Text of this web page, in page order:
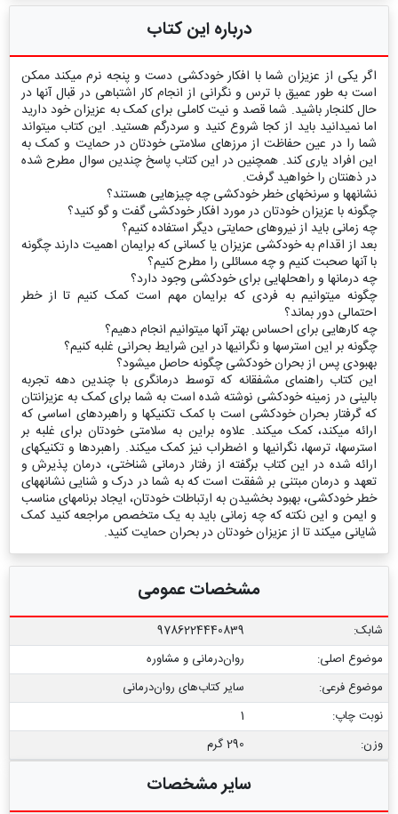
درباره این کتاب
اگر یکی از عزیزان شما با افکار خودکشی دست و پنجه نرم می‏کند ممکن
است به طور عمیق با ترس و نگرانی از انجام کار اشتباهی در قبال آنها در
حال کلنجار باشید. شما قصد و نیت کاملی برای کمک به عزیزان خود دارید
اما نمی‏دانید باید از کجا شروع کنید و سردرگم هستید. این کتاب می‏تواند
شما را در عین حفاظت از مرزهای سلامتی خودتان در حمایت و کمک به
این افراد یاری کند. همچنین در این کتاب پاسخ چندین سوال مطرح شده
در ذهن‏تان را خواهید گرفت.
نشانه‏ها و سرنخ‏های خطر خودکشی چه چیزهایی هستند؟
چگونه با عزیزان خودتان در مورد افکار خودکشی گفت و گو کنید؟
چه زمانی باید از نیروهای حمایتی دیگر استفاده کنیم؟
بعد از اقدام به خودکشی عزیزان یا کسانی که برایمان اهمیت دارند چگونه
با آنها صحبت کنیم و چه مسائلی را مطرح کنیم؟
چه درمان‏ها و راه‏حل‏هایی برای خودکشی وجود دارد؟
چگونه می‏توانیم به فردی که برایمان مهم است کمک کنیم تا از خطر
احتمالی دور بماند؟
چه کارهایی برای احساس بهتر آنها می‏توانیم انجام دهیم؟
چگونه بر این استرس‏ها و نگرانی‏ها در این شرایط بحرانی غلبه کنیم؟
بهبودی پس از بحران خودکشی چگونه حاصل می‏شود؟
این کتاب راهنمای مشفقانه که توسط درمانگری با چندین دهه تجربه
بالینی در زمینه خودکشی نوشته شده است به شما برای کمک به عزیزان‏تان
که گرفتار بحران خودکشی است با کمک تکنیک‏ها و راهبردهای اساسی که
ارائه می‏کند‏، کمک می‏کند. علاوه براین به سلامتی خودتان برای غلبه بر
استرس‏ها، ترس‏ها، نگرانی‏ها و اضطراب نیز کمک می‏کند. راهبردها و تکنیک‏های
ارائه شده در این کتاب برگفته از رفتار درمانی شناختی، درمان پذیرش و
تعهد و درمان مبتنی بر شفقت است که به شما در درک و شنایی نشانه‏های
خطر خودکشی، بهبود بخشیدن به ارتباطات خودتان، ایجاد برنامه‏ای مناسب
و ایمن و این نکته که چه زمانی باید به یک متخصص مراجعه کنید کمک
شایانی می‏کند تا از عزیزان خودتان در بحران حمایت کنید.
مشخصات عمومی
شابک:
9786224440839
موضوع اصلی:
روان‌درمانی و مشاوره
موضوع فرعی:
سایر کتاب‏‌های روان‌درمانی
نوبت چاپ:
1
وزن:
290 گرم
سایر مشخصات